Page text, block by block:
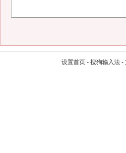
设置首页 - 搜狗输入法 -